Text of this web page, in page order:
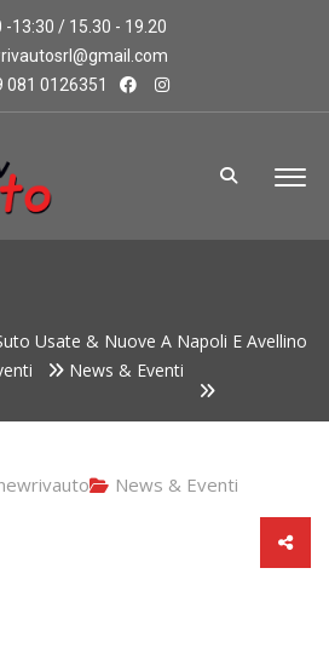
-13:30 / 15.30 - 19.20
081 0126351
Usate & Nuove A Napoli E Avellino
News & Eventi
News & Eventi